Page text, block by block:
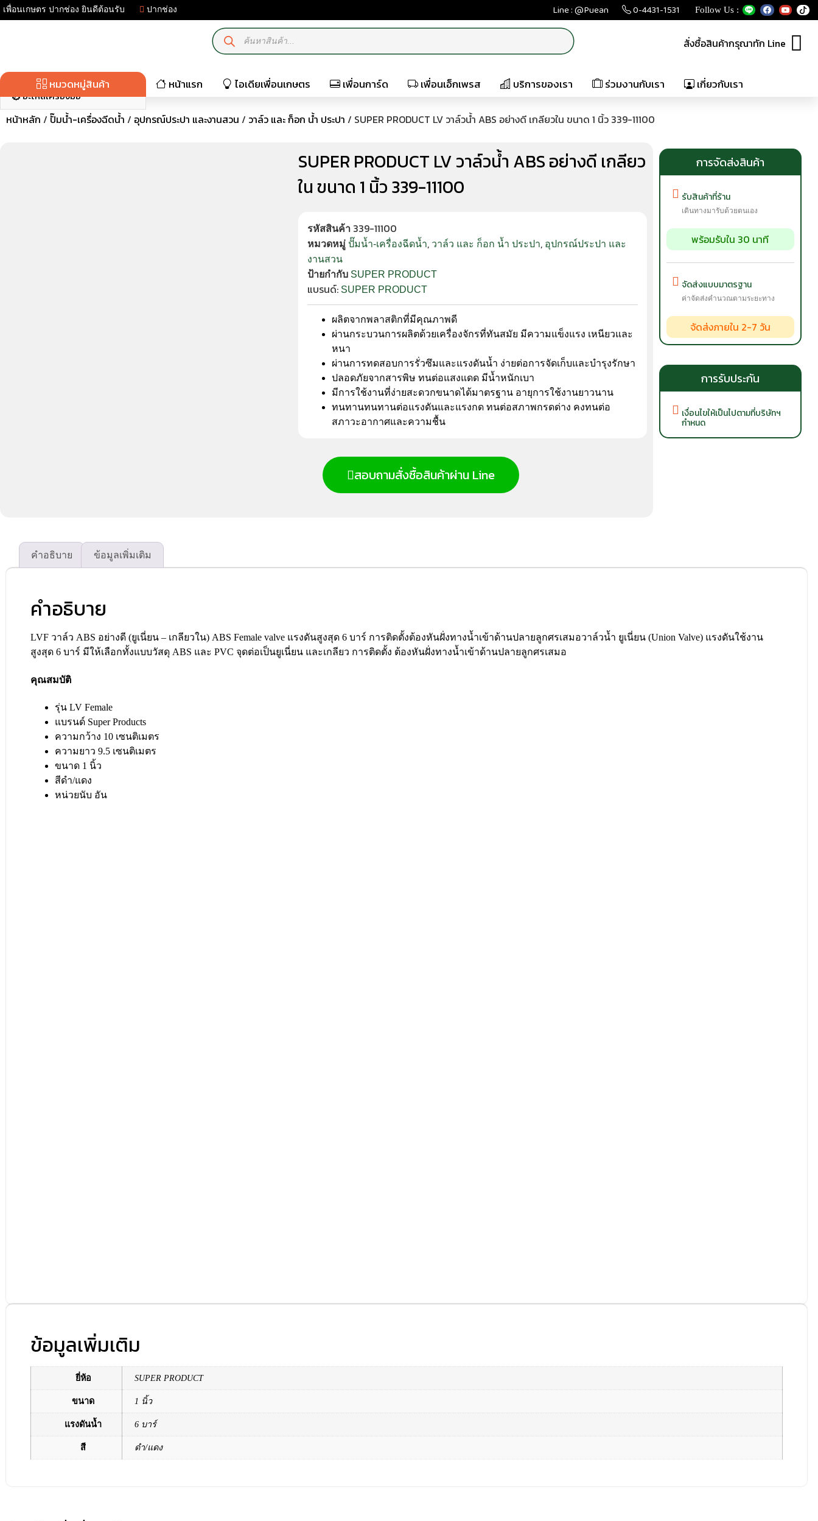
เพื่อนเกษตร ปากช่อง ยินดีต้อนรับ ปากช่อง Line : @Puean 0-4431-1531 Follow Us :
สั่งซื้อสินค้ากรุณาทัก Line
หมวดหมู่สินค้า หน้าแรก ไอเดียเพื่อนเกษตร เพื่อนการ์ด เพื่อนเอ็กเพรส บริการของเรา ร่วมงานกับเรา เกี่ยวกับเรา
มอเตอร์ไฟฟ้า-เครื่องปั่นไฟ
ปั๊มน้ำ-เครื่องฉีดน้ำ
อะไหล่เครื่องมือ
หน้าหลัก / ปั๊มน้ำ-เครื่องฉีดน้ำ / อุปกรณ์ประปา และงานสวน / วาล์ว และ ก็อก น้ำ ประปา / SUPER PRODUCT LV วาล์วน้ำ ABS อย่างดี เกลียวใน ขนาด 1 นิ้ว 339-11100
SUPER PRODUCT LV วาล์วน้ำ ABS อย่างดี เกลียว
ใน ขนาด 1 นิ้ว 339-11100
รหัสสินค้า 339-11100
หมวดหมู่ ปั๊มน้ำ-เครื่องฉีดน้ำ, วาล์ว และ ก็อก น้ำ ประปา, อุปกรณ์ประปา และ
งานสวน
ป้ายกำกับ SUPER PRODUCT
แบรนด์: SUPER PRODUCT
ผลิตจากพลาสติกที่มีคุณภาพดี
ผ่านกระบวนการผลิตด้วยเครื่องจักรที่ทันสมัย มีความแข็งแรง เหนียวและ
หนา
ผ่านการทดสอบการรั่วซึมและแรงดันน้ำ ง่ายต่อการจัดเก็บและบำรุงรักษา
ปลอดภัยจากสารพิษ ทนต่อแสงแดด มีน้ำหนักเบา
มีการใช้งานที่ง่ายสะดวกขนาดได้มาตรฐาน อายุการใช้งานยาวนาน
ทนทานทนทานต่อแรงดันและแรงกด ทนต่อสภาพกรดด่าง คงทนต่อ
สภาวะอากาศและความชื้น
สอบถามสั่งซื้อสินค้าผ่าน Line
การจัดส่งสินค้า
รับสินค้าที่ร้าน
เดินทางมารับด้วยตนเอง
พร้อมรับใน 30 นาที
จัดส่งแบบมาตรฐาน
ค่าจัดส่งคำนวณตามระยะทาง
จัดส่งภายใน 2-7 วัน
การรับประกัน
เงื่อนไขให้เป็นไปตามที่บริษัทฯ
กำหนด
คำอธิบาย ข้อมูลเพิ่มเติม
คำอธิบาย
LVF วาล์ว ABS อย่างดี (ยูเนี่ยน – เกลียวใน) ABS Female valve แรงดันสูงสุด 6 บาร์ การติดตั้งต้องหันฝั่งทางน้ำเข้าด้านปลายลูกศรเสมอวาล์วนํ้า ยูเนี่ยน (Union Valve) แรงดันใช้งาน
สูงสุด 6 บาร์ มีให้เลือกทั้งแบบวัสดุ ABS และ PVC จุดต่อเป็นยูเนี่ยน และเกลียว การติดตั้ง ต้องหันฝั่งทางน้ำเข้าด้านปลายลูกศรเสมอ
คุณสมบัติ
รุ่น LV Female
แบรนด์ Super Products
ความกว้าง 10 เซนติเมตร
ความยาว 9.5 เซนติเมตร
ขนาด 1 นิ้ว
สีดำ/แดง
หน่วยนับ อัน
ข้อมูลเพิ่มเติม
ยี่ห้อ SUPER PRODUCT
ขนาด 1 นิ้ว
แรงดันน้ำ 6 บาร์
สี ดำ/แดง